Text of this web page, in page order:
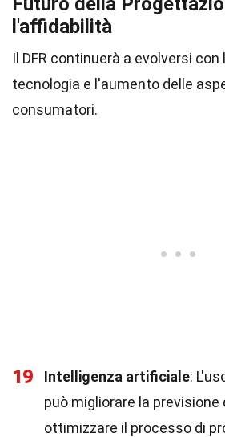
l'affidabilità
Il DFR continuerà a evolversi
tecnologia e l'aumento delle
consumatori.
19 Intelligenza artificiale:
può migliorare la previsione
ottimizzare il processo di